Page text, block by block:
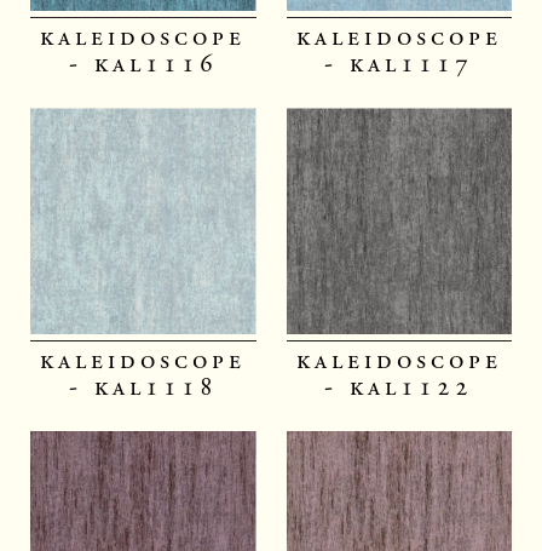
kaleidoscope
- kal1116
kaleidoscope
- kal1117
kaleidoscope
- kal1118
kaleidoscope
- kal1122